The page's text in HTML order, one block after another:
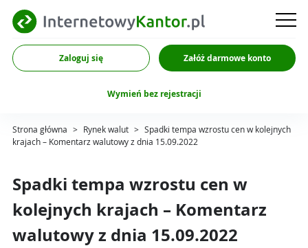
Zaloguj się Załóż darmowe konto
Wymień bez rejestracji
Strona główna > Rynek walut > Spadki tempa wzrostu cen w kolejnych
krajach – Komentarz walutowy z dnia 15.09.2022
Spadki tempa wzrostu cen w
kolejnych krajach – Komentarz
walutowy z dnia 15.09.2022